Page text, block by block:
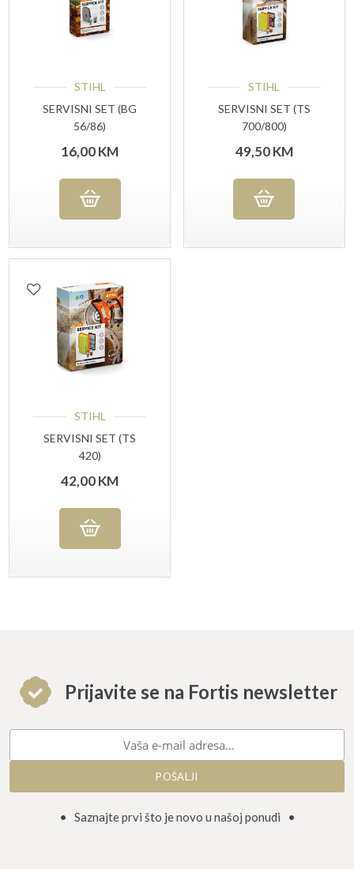
STIHL
SERVISNI SET (BG
56/86)
16,00KM
STIHL
SERVISNI SET (TS
700/800)
49,50KM
STIHL
SERVISNI SET (TS
420)
42,00KM
Prijavite se na Fortis newsletter
• Saznajte prvi što je novo u našoj ponudi •